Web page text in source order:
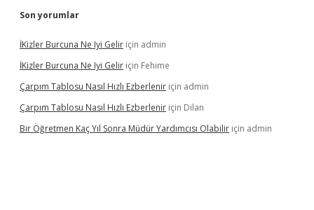
Son yorumlar
İKizler Burcuna Ne Iyi Gelir için admin
İKizler Burcuna Ne Iyi Gelir için Fehime
Çarpım Tablosu Nasıl Hızlı Ezberlenir için admin
Çarpım Tablosu Nasıl Hızlı Ezberlenir için Dilan
Bir Öğretmen Kaç Yıl Sonra Müdür Yardımcısı Olabilir için admin